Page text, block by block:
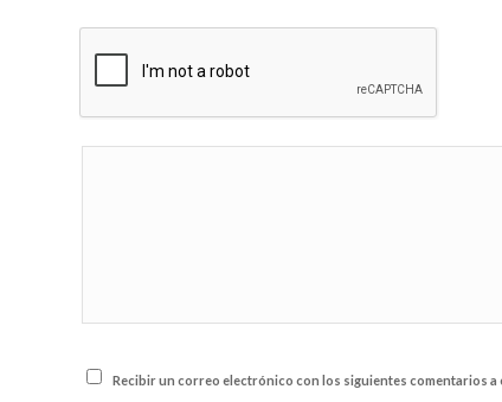
Recibir un correo electrónico con los siguientes comentarios a